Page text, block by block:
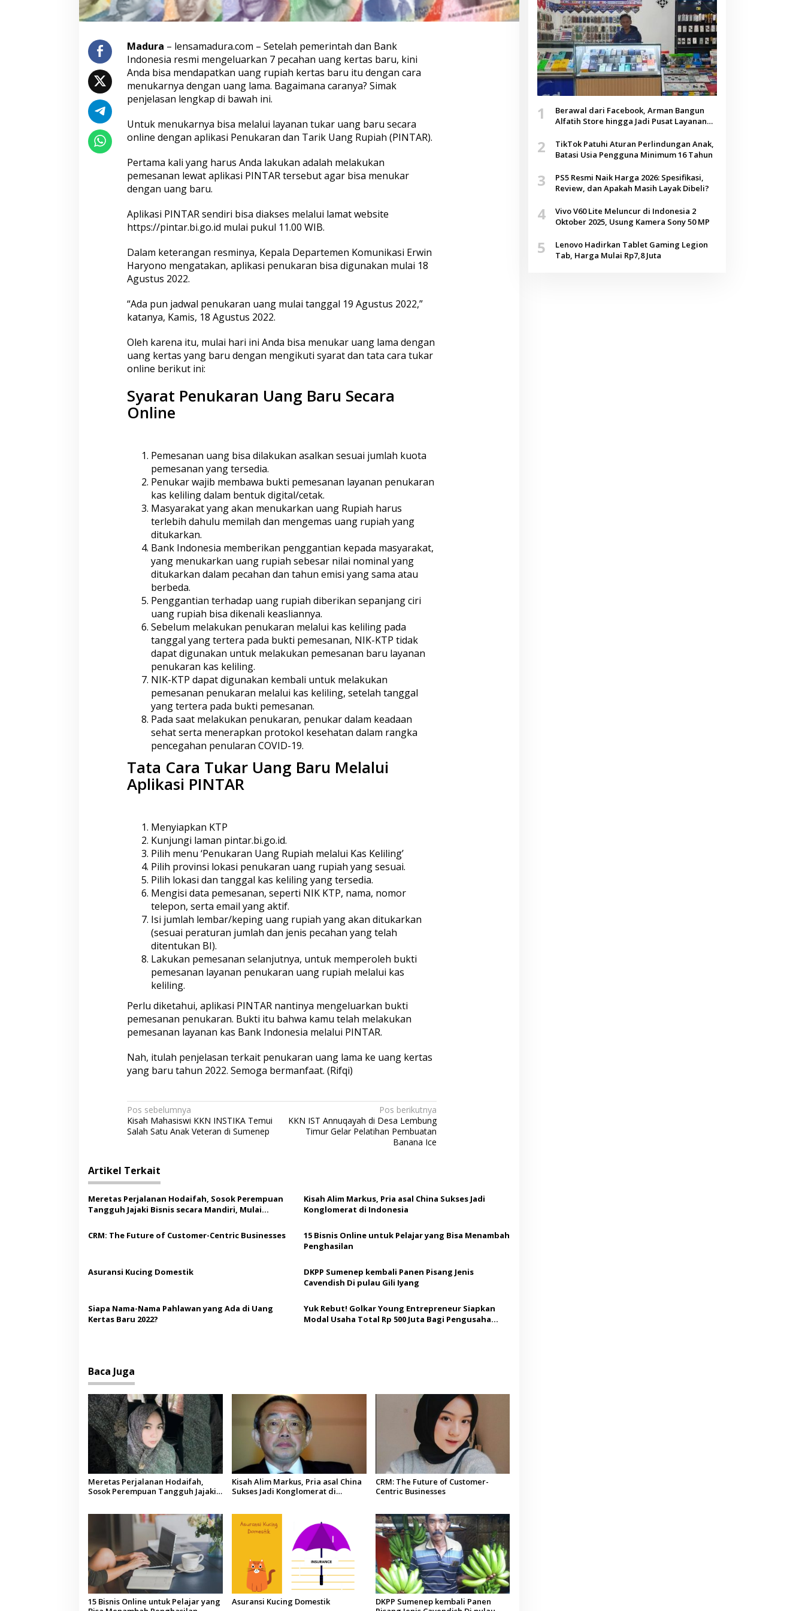
t
S
r
a
t
d
a
n
a
t
C
r
a
e
n
u
a
r
n
a
d
e
g
a
n
U
n
g
L
a
Madura – lensamadura.com – Setelah pemerintah dan Bank
Indonesia resmi mengeluarkan 7 pecahan uang kertas baru, kini
Anda bisa mendapatkan uang rupiah kertas baru itu dengan cara
menukarnya dengan uang lama. Bagaimana caranya? Simak
penjelasan lengkap di bawah ini.
Untuk menukarnya bisa melalui layanan tukar uang baru secara
online dengan aplikasi Penukaran dan Tarik Uang Rupiah (PINTAR).
Pertama kali yang harus Anda lakukan adalah melakukan
pemesanan lewat aplikasi PINTAR tersebut agar bisa menukar
dengan uang baru.
Aplikasi PINTAR sendiri bisa diakses melalui lamat website
https://pintar.bi.go.id mulai pukul 11.00 WIB.
Dalam keterangan resminya, Kepala Departemen Komunikasi Erwin
Haryono mengatakan, aplikasi penukaran bisa digunakan mulai 18
Agustus 2022.
“Ada pun jadwal penukaran uang mulai tanggal 19 Agustus 2022,”
katanya, Kamis, 18 Agustus 2022.
Oleh karena itu, mulai hari ini Anda bisa menukar uang lama dengan
uang kertas yang baru dengan mengikuti syarat dan tata cara tukar
online berikut ini:
Syarat Penukaran Uang Baru Secara
Online
Pemesanan uang bisa dilakukan asalkan sesuai jumlah kuota
pemesanan yang tersedia.
Penukar wajib membawa bukti pemesanan layanan penukaran
kas keliling dalam bentuk digital/cetak.
Masyarakat yang akan menukarkan uang Rupiah harus
terlebih dahulu memilah dan mengemas uang rupiah yang
ditukarkan.
Bank Indonesia memberikan penggantian kepada masyarakat,
yang menukarkan uang rupiah sebesar nilai nominal yang
ditukarkan dalam pecahan dan tahun emisi yang sama atau
berbeda.
Penggantian terhadap uang rupiah diberikan sepanjang ciri
uang rupiah bisa dikenali keasliannya.
Sebelum melakukan penukaran melalui kas keliling pada
tanggal yang tertera pada bukti pemesanan, NIK-KTP tidak
dapat digunakan untuk melakukan pemesanan baru layanan
penukaran kas keliling.
NIK-KTP dapat digunakan kembali untuk melakukan
pemesanan penukaran melalui kas keliling, setelah tanggal
yang tertera pada bukti pemesanan.
Pada saat melakukan penukaran, penukar dalam keadaan
sehat serta menerapkan protokol kesehatan dalam rangka
pencegahan penularan COVID-19.
Tata Cara Tukar Uang Baru Melalui
Aplikasi PINTAR
Menyiapkan KTP
Kunjungi laman pintar.bi.go.id.
Pilih menu ‘Penukaran Uang Rupiah melalui Kas Keliling’
Pilih provinsi lokasi penukaran uang rupiah yang sesuai.
Pilih lokasi dan tanggal kas keliling yang tersedia.
Mengisi data pemesanan, seperti NIK KTP, nama, nomor
telepon, serta email yang aktif.
Isi jumlah lembar/keping uang rupiah yang akan ditukarkan
(sesuai peraturan jumlah dan jenis pecahan yang telah
ditentukan BI).
Lakukan pemesanan selanjutnya, untuk memperoleh bukti
pemesanan layanan penukaran uang rupiah melalui kas
keliling.
Perlu diketahui, aplikasi PINTAR nantinya mengeluarkan bukti
pemesanan penukaran. Bukti itu bahwa kamu telah melakukan
pemesanan layanan kas Bank Indonesia melalui PINTAR.
Nah, itulah penjelasan terkait penukaran uang lama ke uang kertas
yang baru tahun 2022. Semoga bermanfaat. (Rifqi)
N
a
i
g
a
s
i
o
s
Pos sebelumnya
Kisah Mahasiswi KKN INSTIKA Temui
Salah Satu Anak Veteran di Sumenep
Pos berikutnya
KKN IST Annuqayah di Desa Lembung
Timur Gelar Pelatihan Pembuatan
Banana Ice
Artikel Terkait
Meretas Perjalanan Hodaifah, Sosok Perempuan
Tangguh Jajaki Bisnis secara Mandiri, Mulai
Barbar
Kisah Alim Markus, Pria asal China Sukses Jadi
Konglomerat di Indonesia
CRM: The Future of Customer-Centric Businesses
15 Bisnis Online untuk Pelajar yang Bisa Menambah
Penghasilan
Asuransi Kucing Domestik
DKPP Sumenep kembali Panen Pisang Jenis
Cavendish Di pulau Gili Iyang
Siapa Nama-Nama Pahlawan yang Ada di Uang
Kertas Baru 2022?
Yuk Rebut! Golkar Young Entrepreneur Siapkan
Modal Usaha Total Rp 500 Juta Bagi Pengusaha
Baca Juga
Meretas Perjalanan Hodaifah,
Sosok Perempuan Tangguh Jajaki
Rintis Waroeng Barbar
Kisah Alim Markus, Pria asal China
Sukses Jadi Konglomerat di
CRM: The Future of Customer-
Centric Businesses
15 Bisnis Online untuk Pelajar yang
Asuransi Kucing Domestik
DKPP Sumenep kembali Panen
1
Berawal dari Facebook, Arman Bangun
Alfatih Store hingga Jadi Pusat Layanan
2
TikTok Patuhi Aturan Perlindungan Anak,
Batasi Usia Pengguna Minimum 16 Tahun
3
PS5 Resmi Naik Harga 2026: Spesifikasi,
Review, dan Apakah Masih Layak Dibeli?
4
Vivo V60 Lite Meluncur di Indonesia 2
Oktober 2025, Usung Kamera Sony 50 MP
5
Lenovo Hadirkan Tablet Gaming Legion
Tab, Harga Mulai Rp7,8 Juta